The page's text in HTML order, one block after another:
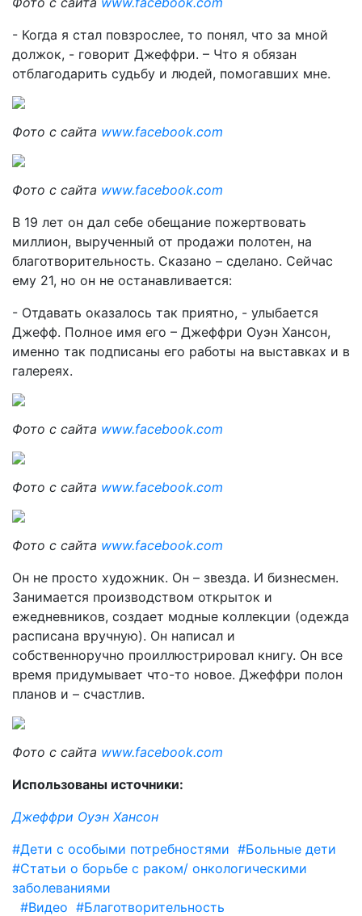
- Когда я стал повзрослее, то понял, что за мной
должок, - говорит Джеффри. – Что я обязан
отблагодарить судьбу и людей, помогавших мне.
Фото с сайта www.facebook.com
Фото с сайта www.facebook.com
В 19 лет он дал себе обещание пожертвовать
миллион, вырученный от продажи полотен, на
благотворительность. Сказано – сделано. Сейчас
ему 21, но он не останавливается:
- Отдавать оказалось так приятно, - улыбается
Джефф. Полное имя его – Джеффри Оуэн Хансон,
именно так подписаны его работы на выставках и в
галереях.
Фото с сайта www.facebook.com
Фото с сайта www.facebook.com
Фото с сайта www.facebook.com
Он не просто художник. Он – звезда. И бизнесмен.
Занимается производством открыток и
ежедневников, создает модные коллекции (одежда
расписана вручную). Он написал и
собственноручно проиллюстрировал книгу. Он все
время придумывает что-то новое. Джеффри полон
планов и – счастлив.
Фото с сайта www.facebook.com
Использованы источники:
Джеффри Оуэн Хансон
#Дети с особыми потребностями #Больные дети
#Статьи о борьбе с раком/ онкологическими
заболеваниями
#Видео #Благотворительность